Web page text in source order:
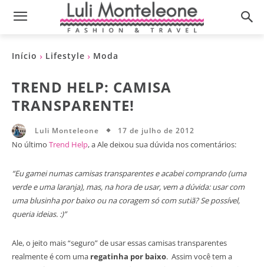
Início Lifestyle Moda
TREND HELP: CAMISA
TRANSPARENTE!
Luli Monteleone 17 de julho de 2012
No último Trend Help, a Ale deixou sua dúvida nos comentários:
“Eu gamei numas camisas transparentes e acabei comprando (uma
verde e uma laranja), mas, na hora de usar, vem a dúvida: usar com
uma blusinha por baixo ou na coragem só com sutiã? Se possível,
queria ideias. :)”
Ale, o jeito mais “seguro” de usar essas camisas transparentes
realmente é com uma regatinha por baixo. Assim você tem a